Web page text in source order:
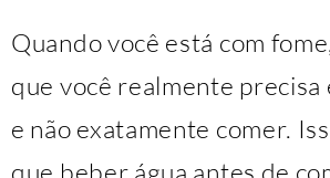
Quando você está com
que você realmente
e não exatamente comer.
que beber água antes de